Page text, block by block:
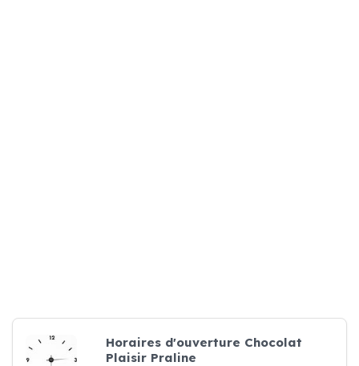
Horaires d'ouverture Chocolat
Plaisir Praline